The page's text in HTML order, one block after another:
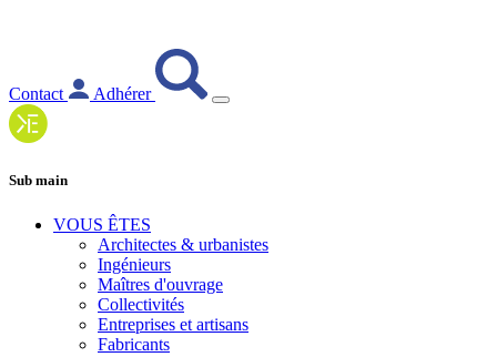
Contact Adhérer
Sub main
VOUS ÊTES
Architectes & urbanistes
Ingénieurs
Maîtres d'ouvrage
Collectivités
Entreprises et artisans
Fabricants